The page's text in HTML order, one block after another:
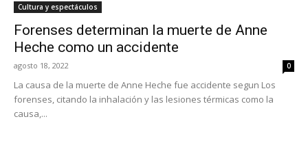
Cultura y espectáculos
Forenses determinan la muerte de Anne
Heche como un accidente
agosto 18, 2022 0
La causa de la muerte de Anne Heche fue accidente segun Los
forenses, citando la inhalación y las lesiones térmicas como la
causa,...